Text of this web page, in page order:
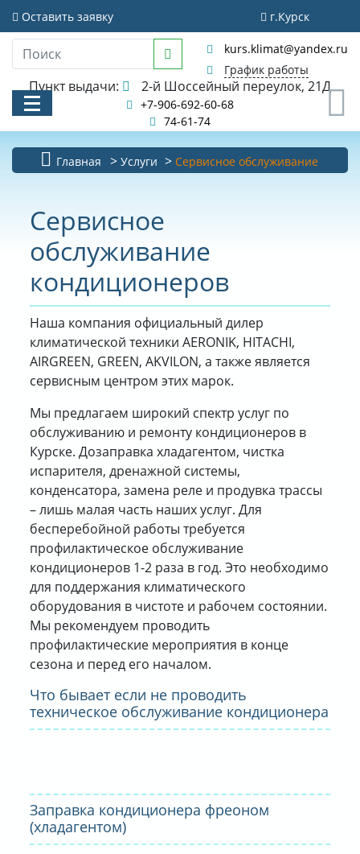
Оставить заявку г.Курск
kurs.klimat@yandex.ru
График работы
Пункт выдачи: 2-й Шоссейный переулок, 21Д
+7-906-692-60-68
74-61-74
КАТАЛОГ
АКЦИИ И РАСПРОДАЖИ
БИБЛИОТЕКА
КОНТАКТЫ
ДОСТАВКА
ОПЛАТА
Главная Услуги Сервисное обслуживание
Сервисное
обслуживание
кондиционеров
Наша компания официальный дилер
климатической техники AERONIK, HITACHI,
AIRGREEN, GREEN, AKVILON, а также является
сервисным центром этих марок.
Мы предлагаем широкий спектр услуг по
обслуживанию и ремонту кондиционеров в
Курске. Дозаправка хладагентом, чистка
испарителя, дренажной системы,
конденсатора, замена реле и продувка трассы
– лишь малая часть наших услуг. Для
бесперебойной работы требуется
профилактическое обслуживание
кондиционеров 1-2 раза в год. Это необходимо
для поддержания климатического
оборудования в чистоте и рабочем состоянии.
Мы рекомендуем проводить
профилактические мероприятия в конце
сезона и перед его началом.
Что бывает если не проводить
техническое обслуживание кондиционера
Заправка кондиционера фреоном
(хладагентом)